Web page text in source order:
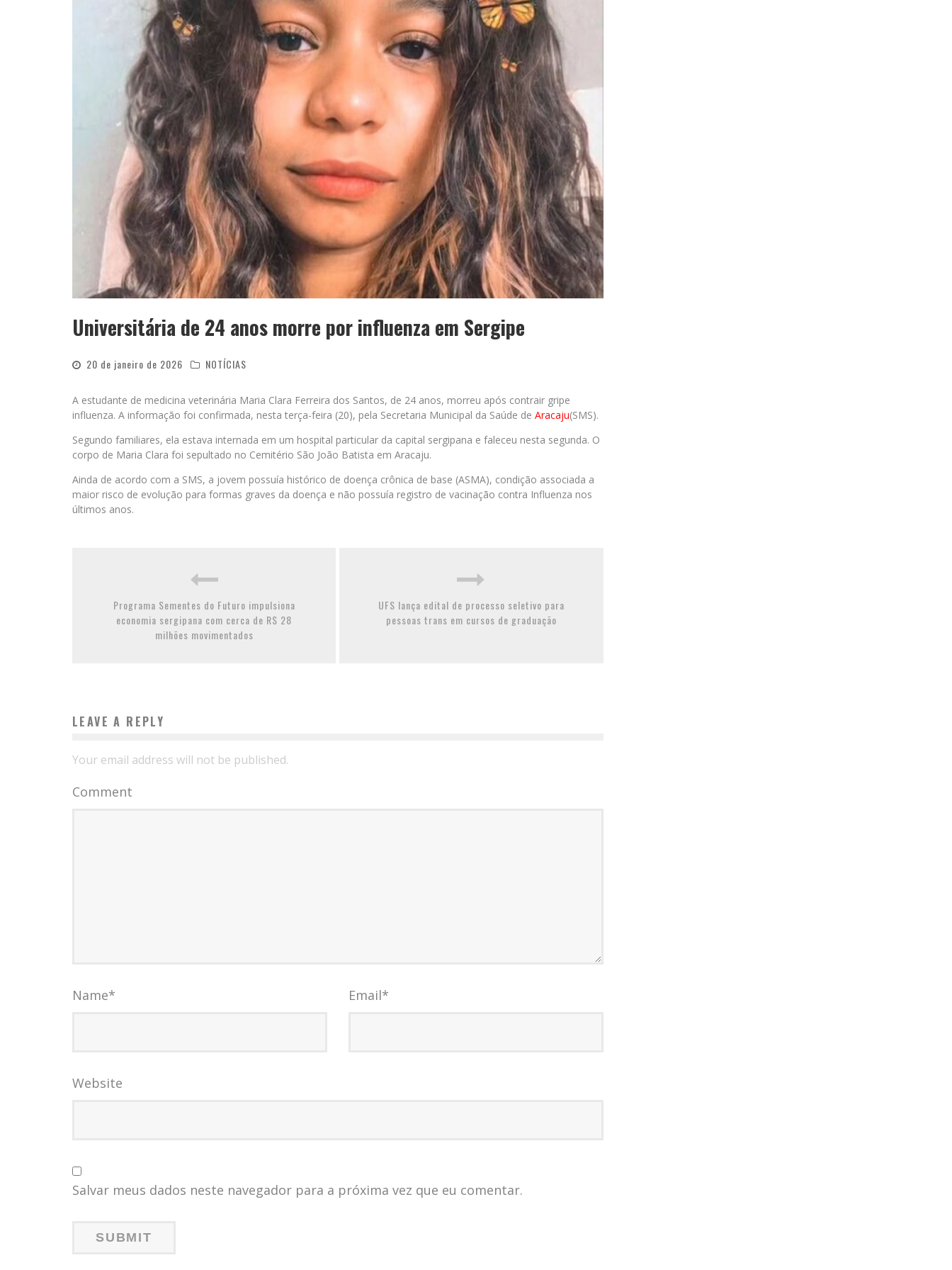
Universitária de 24 anos morre por influenza em Sergipe
20 de janeiro de 2026 NOTÍCIAS
A estudante de medicina veterinária Maria Clara Ferreira dos Santos, de 24 anos, morreu após contrair gripe
influenza. A informação foi confirmada, nesta terça-feira (20), pela Secretaria Municipal da Saúde de Aracaju(SMS).
Segundo familiares, ela estava internada em um hospital particular da capital sergipana e faleceu nesta segunda. O
corpo de Maria Clara foi sepultado no Cemitério São João Batista em Aracaju.
Ainda de acordo com a SMS, a jovem possuía histórico de doença crônica de base (ASMA), condição associada a
maior risco de evolução para formas graves da doença e não possuía registro de vacinação contra Influenza nos
últimos anos.
Programa Sementes do Futuro impulsiona
economia sergipana com cerca de R$ 28
milhões movimentados
UFS lança edital de processo seletivo para
pessoas trans em cursos de graduação
LEAVE A REPLY
Your email address will not be published.
Comment
Name* Email*
Website
Salvar meus dados neste navegador para a próxima vez que eu comentar.